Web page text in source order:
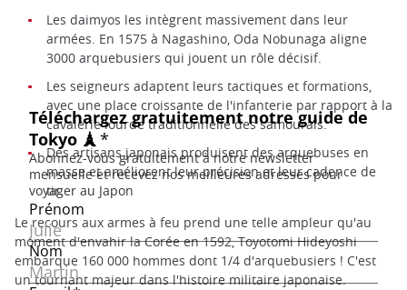
Les daimyos les intègrent massivement dans leur
armées. En 1575 à Nagashino, Oda Nobunaga aligne
3000 arquebusiers qui jouent un rôle décisif.
Les seigneurs adaptent leurs tactiques et formations,
avec une place croissante de l'infanterie par rapport à la
cavalerie lourde traditionnelle des samouraïs.
Des artisans japonais produisent des arquebuses en
masse et améliorent leur précision et leur cadence de
tir.
Le recours aux armes à feu prend une telle ampleur qu'au
moment d'envahir la Corée en 1592, Toyotomi Hideyoshi
embarque 160 000 hommes dont 1/4 d'arquebusiers ! C'est
un tournant majeur dans l'histoire militaire japonaise.